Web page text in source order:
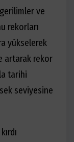
ve
rekorları
yükselerek
artarak rekor
tarihi
seviyesine